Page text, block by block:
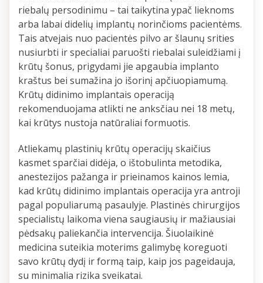
riebalų persodinimu – tai taikytina ypač lieknoms
arba labai didelių implantų norinčioms pacientėms.
Tais atvejais nuo pacientės pilvo ar šlaunų srities
nusiurbti ir specialiai paruošti riebalai suleidžiami į
krūtų šonus, prigydami jie apgaubia implanto
kraštus bei sumažina jo išorinį apčiuopiamumą.
Krūtų didinimo implantais operaciją
rekomenduojama atlikti ne anksčiau nei 18 metų,
kai krūtys nustoja natūraliai formuotis.
Atliekamų plastinių krūtų operacijų skaičius
kasmet sparčiai didėja, o ištobulinta metodika,
anestezijos pažanga ir prieinamos kainos lemia,
kad krūtų didinimo implantais operacija yra antroji
pagal populiarumą pasaulyje. Plastinės chirurgijos
specialistų laikoma viena saugiausių ir mažiausiai
pėdsakų paliekančia intervencija. Šiuolaikinė
medicina suteikia moterims galimybę koreguoti
savo krūtų dydį ir formą taip, kaip jos pageidauja,
su minimalia rizika sveikatai.